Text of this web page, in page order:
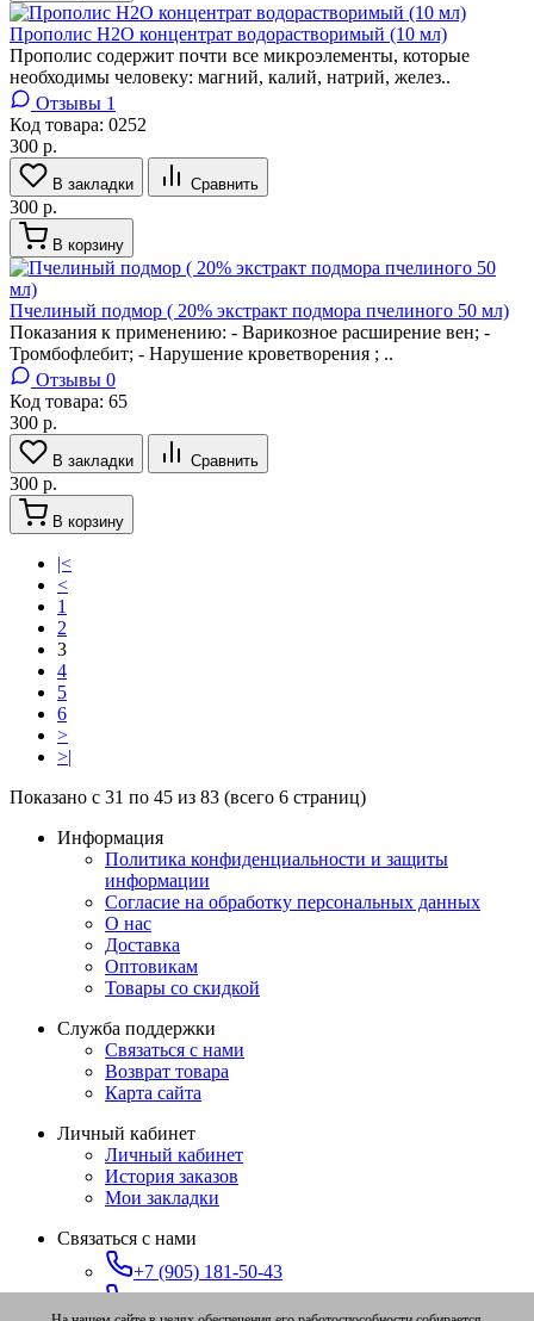
Прополис H2O концентрат водорастворимый (10 мл)
Прополис содержит почти все микроэлементы, которые
необходимы человеку: магний, калий, натрий, желез..
Отзывы 1
Код товара: 0252
300 р.
В закладки Сравнить
300 р.
В корзину
Пчелиный подмор ( 20% экстракт подмора пчелиного 50 мл)
Показания к применению: - Варикозное расширение вен; -
Тромбофлебит; - Нарушение кроветворения ; ..
Отзывы 0
Код товара: 65
300 р.
В закладки Сравнить
300 р.
В корзину
|<
<
1
2
3
4
5
6
>
>|
Показано с 31 по 45 из 83 (всего 6 страниц)
Информация
Политика конфиденциальности и защиты
информации
Согласие на обработку персональных данных
О нас
Доставка
Оптовикам
Товары со скидкой
Служба поддержки
Связаться с нами
Возврат товара
Карта сайта
Личный кабинет
Личный кабинет
История заказов
Мои закладки
Связаться с нами
+7 (905) 181-50-43